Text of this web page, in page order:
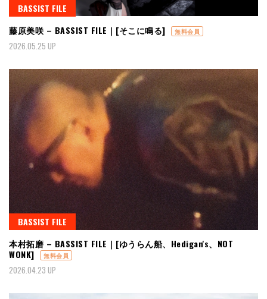
BASSIST FILE
藤原美咲 – BASSIST FILE｜[そこに鳴る]
無料会員
2026.05.25 UP
BASSIST FILE
本村拓磨 – BASSIST FILE｜[ゆうらん船、Hedigan's、NOT
WONK]
無料会員
2026.04.23 UP